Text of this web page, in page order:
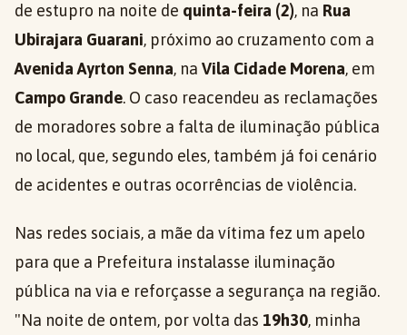
de estupro na noite de quinta-feira (2), na Rua
Ubirajara Guarani, próximo ao cruzamento com a
Avenida Ayrton Senna, na Vila Cidade Morena, em
Campo Grande. O caso reacendeu as reclamações
de moradores sobre a falta de iluminação pública
no local, que, segundo eles, também já foi cenário
de acidentes e outras ocorrências de violência.
Nas redes sociais, a mãe da vítima fez um apelo
para que a Prefeitura instalasse iluminação
pública na via e reforçasse a segurança na região.
"Na noite de ontem, por volta das 19h30, minha